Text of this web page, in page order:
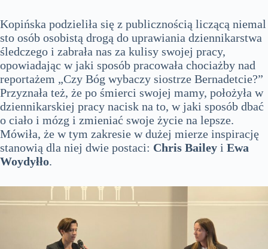
Kopińska podzieliła się z publicznością liczącą niemal
sto osób osobistą drogą do uprawiania dziennikarstwa
śledczego i zabrała nas za kulisy swojej pracy,
opowiadając w jaki sposób pracowała chociażby nad
reportażem „Czy Bóg wybaczy siostrze Bernadetcie?”
Przyznała też, że po śmierci swojej mamy, położyła w
dziennikarskiej pracy nacisk na to, w jaki sposób dbać
o ciało i mózg i zmieniać swoje życie na lepsze.
Mówiła, że w tym zakresie w dużej mierze inspirację
stanowią dla niej dwie postaci: Chris Bailey i Ewa
Woydyłło.